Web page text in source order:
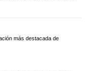
más destacada de